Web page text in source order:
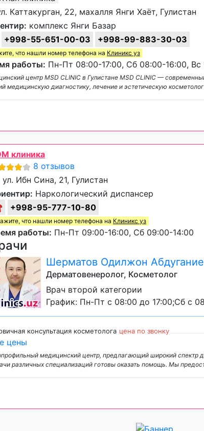
Каттакурган, 22, махалля Янги Хаёт, Гулистан
комплекс Янги Базар
+998-55-651-00-03 +998-99-883-30-03
что нашли номер телефона на Клиникс уз
работы: Пн-Пт 08:00-17:00, Сб 08:00-16:00, Вс
центр MSD CLINIC в Гулистане MSD CLINIC —
медицинскую диагностику, лечение и эстетическую
клиника
8 отзывов
ул. Ибн Сина, 21, Гулистан
Наркологический диспансер
+998-95-777-10-80
что нашли номер телефона на Клиникс уз
работы: Пн-Пт 09:00-16:00, Сб 09:00-14:00
Шерматов Одилжон
Дерматовенеролог, Косметолог
Врач второй категории
График: Пн-Пт с 08:00 до 17:00;Сб с
консультация косметолога цена по звонку
цены
медицинский центр, предлагающий широкий спектр
различных специализаций готовы оказать помощь. Мы